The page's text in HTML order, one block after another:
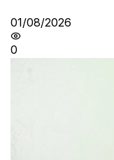
01/08/2026
0